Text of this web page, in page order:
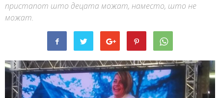
пристапот што децата можат, наместо, што не
можат.